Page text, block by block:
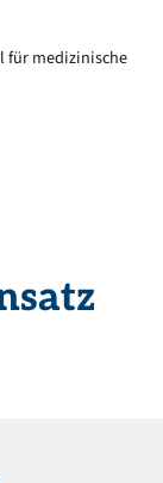
für medizinische